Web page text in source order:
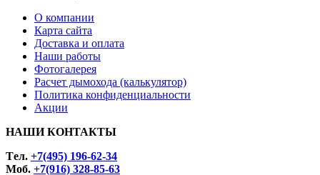
О компании
Карта сайта
Доставка и оплата
Наши работы
Фотогалерея
Расчет дымохода (калькулятор)
Политика конфиденциальности
Акции
НАШИ КОНТАКТЫ
Tел. +7(495) 196-62-34
Моб. +7(916) 328-85-63